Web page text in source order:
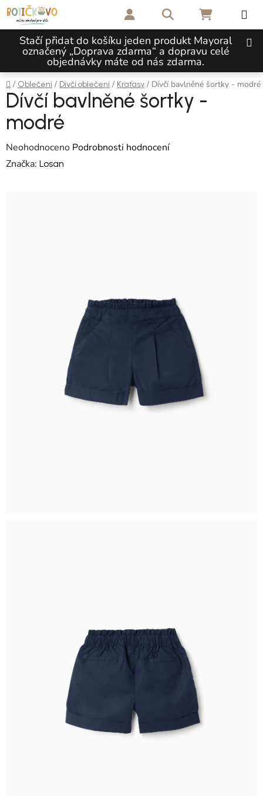
Přejít na obsah
Stačí přidat do košíku jeden produkt Mayoral
označený „Doprava zdarma“ a dopravu celé
objednávky máte od nás zdarma.
Hledat NÁKUPNÍ
Domů
/ Oblečení / Dívčí oblečení / Kraťasy / Dívčí bavlněné šortky - modré
Dívčí bavlněné šortky -
modré
Průměrné hodnocení produktu je 0,0 z 5 hvězdiček.
Neohodnoceno Podrobnosti hodnocení
Značka: Losan